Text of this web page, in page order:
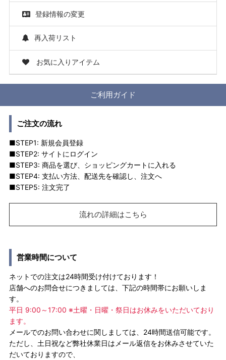
登録情報の変更
再入荷リスト
お気に入りアイテム
ご利用ガイド
ご注文の流れ
■STEP1: 新規会員登録
■STEP2: サイトにログイン
■STEP3: 商品を選び、ショッピングカートに入れる
■STEP4: 支払い方法、配送先を確認し、注文へ
■STEP5: 注文完了
流れの詳細はこちら
営業時間について
ネットでの注文は24時間受け付けております！
店舗へのお問合せにつきましては、下記の時間帯にお願いしま
す。
平日 9:00～17:00 ※土曜・日曜・祭日はお休みをいただいており
ます。
メールでのお問い合わせに関しましては、24時間送信可能です。
ただし、土日祝など弊社休業日はメール返信をお休みさせていた
だいておりますので、